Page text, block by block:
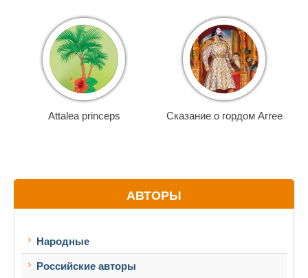
Attalea princeps Сказание о гордом Аггее
АВТОРЫ
Народные
Российские авторы